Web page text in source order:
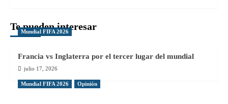
Te pueden interesar
Mundial FIFA 2026
Francia vs Inglaterra por el tercer lugar del mundial
julio 17, 2026
Mundial FIFA 2026 Opinión